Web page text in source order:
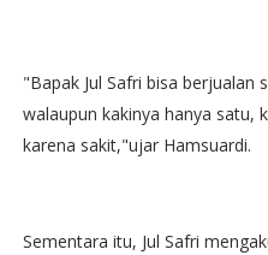
"Bapak Jul Safri bisa berjualan
walaupun kakinya hanya satu,
karena sakit,"ujar Hamsuardi.
Sementara itu, Jul Safri